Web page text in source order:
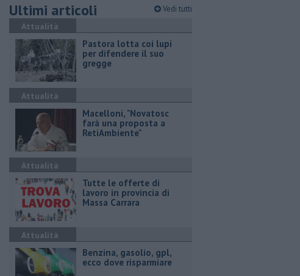
Ultimi articoli Vedi tutti
Attualità
Pastora lotta coi lupi
per difendere il suo
gregge
Attualità
Macelloni, "Novatosc
farà una proposta a
RetiAmbiente"
Attualità
​Tutte le offerte di
lavoro in provincia di
Massa Carrara
Attualità
​Benzina, gasolio, gpl,
ecco dove risparmiare